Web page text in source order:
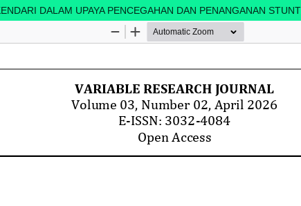
DALAM UPAYA PENCEGAHAN DAN PENANGANAN